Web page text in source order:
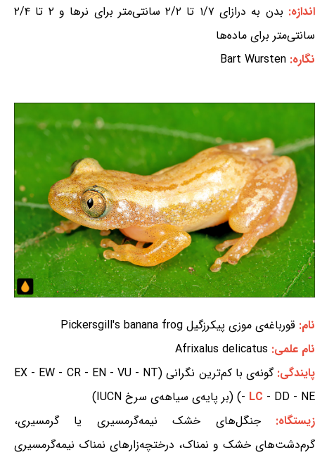
اندازه:
بدن به درازای ۱/۷ تا ۲/۲ سانتی‌متر برای نرها و ۲ تا ۲/۴
سانتی‌متر برای ماده‌ها
نگاره: Bart Wursten
نام: قورباغه‌ی موزی پیکرزگیل Pickersgill's banana frog
نام علمی: Afrixalus delicatus
پایندگی:
گونه‌ی با کم‌ترین نگرانی (EX - EW - CR - EN - VU - NT
- LC - DD - NE) (بر پایه‌ی سیاهه‌ی سرخ IUCN)
زیستگاه:جنگل‌های خشک نیمه‌گرمسیری یا گرمسیری،
گرم‌دشت‌های خشک و نمناک، درختچه‌زارهای نمناک نیمه‌گرمسیری